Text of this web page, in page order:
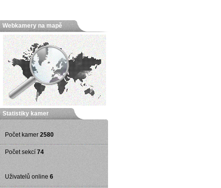
Webkamery na mapě
Statistiky kamer
Počet kamer 2580
Počet sekcí 74
Uživatelů online 6